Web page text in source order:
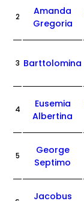
2
Amanda
Gregoria
3 Barttolomina
4
Eusemia
Albertina
5
George
Septimo
Jacobus